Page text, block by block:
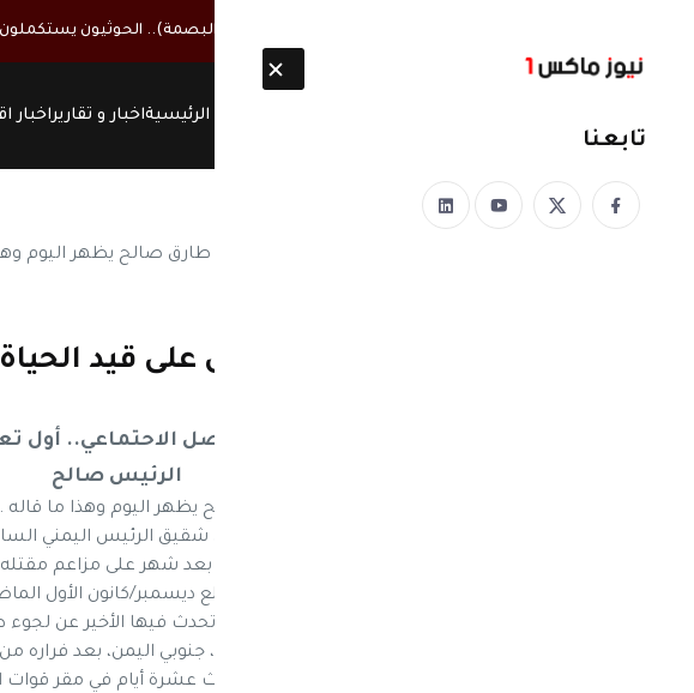
خطة حوثية لفصل آلاف الموظفين عبر تقنية (البصمة).. الحوثيون يستكملون جرف الجهاز
الرئيسيةاخبار و تقاريراخبار
تابعنا
كابوس الحوثيين.. ما يزال على قيد
مجدداً.. (جدتك) تشعل مواقع التواصل الاحتماعي.. أول
الرئيس صالح
اعلن انه ما يزال على قيد الحياة.. طارق صالح يظهر اليوم وهذا ما قاله
يناير/ كانون الثاني، أنه ما يزال على قيد الحياة، بعد شهر على مزاعم
برصاص جماعة "أنصار الله" في صنعاء، مطلع ديسمبر/كانون الأول
الصحفي في الرئاسة اليمنية "مختار الرحبي"، تحدث فيها الأخير عن
السعودية في مدينة عدن، العاصمة المؤقتة، جنوبي اليمن، بعد
وقال الرحبي "طارق محمد عبد الله صالح مكث عشرة أيام في مقر قوات